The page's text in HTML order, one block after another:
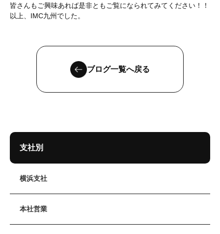
皆さんもご興味あれば是非ともご覧になられてみてください！！
以上、IMC九州でした。
ブログ一覧へ戻る
支社別
横浜支社
本社営業